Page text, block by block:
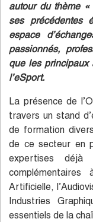
autour du thème
ses précédentes
espace
passionnés,
que les principaux
l’eSport.
La présence de
travers un stand
de formation
de ce secteur en
expertises déjà
Artificielle,
Industries
essentiels de la